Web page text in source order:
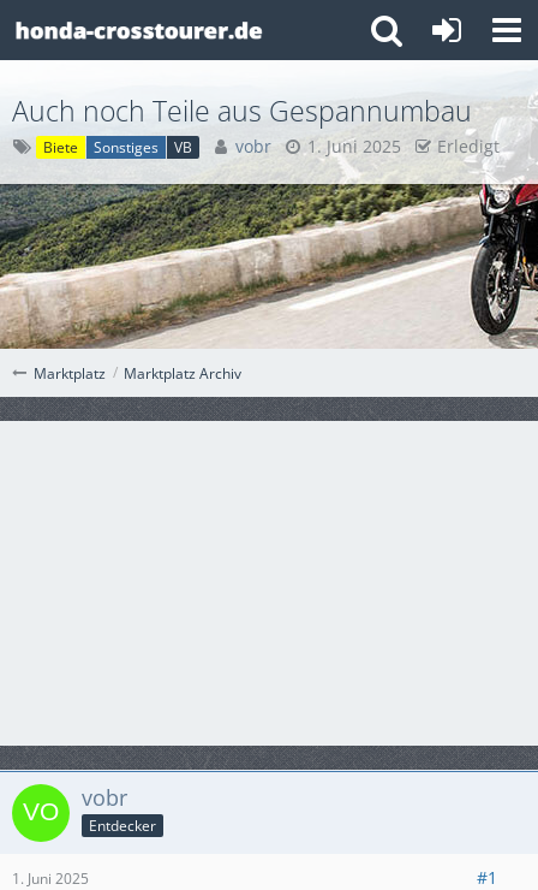
Marktplatz Marktplatz Archiv
Auch noch Teile aus Gespannumbau
Biete Sonstiges VB vobr 1. Juni 2025 Erledigt
vobr
Entdecker
1. Juni 2025 #1